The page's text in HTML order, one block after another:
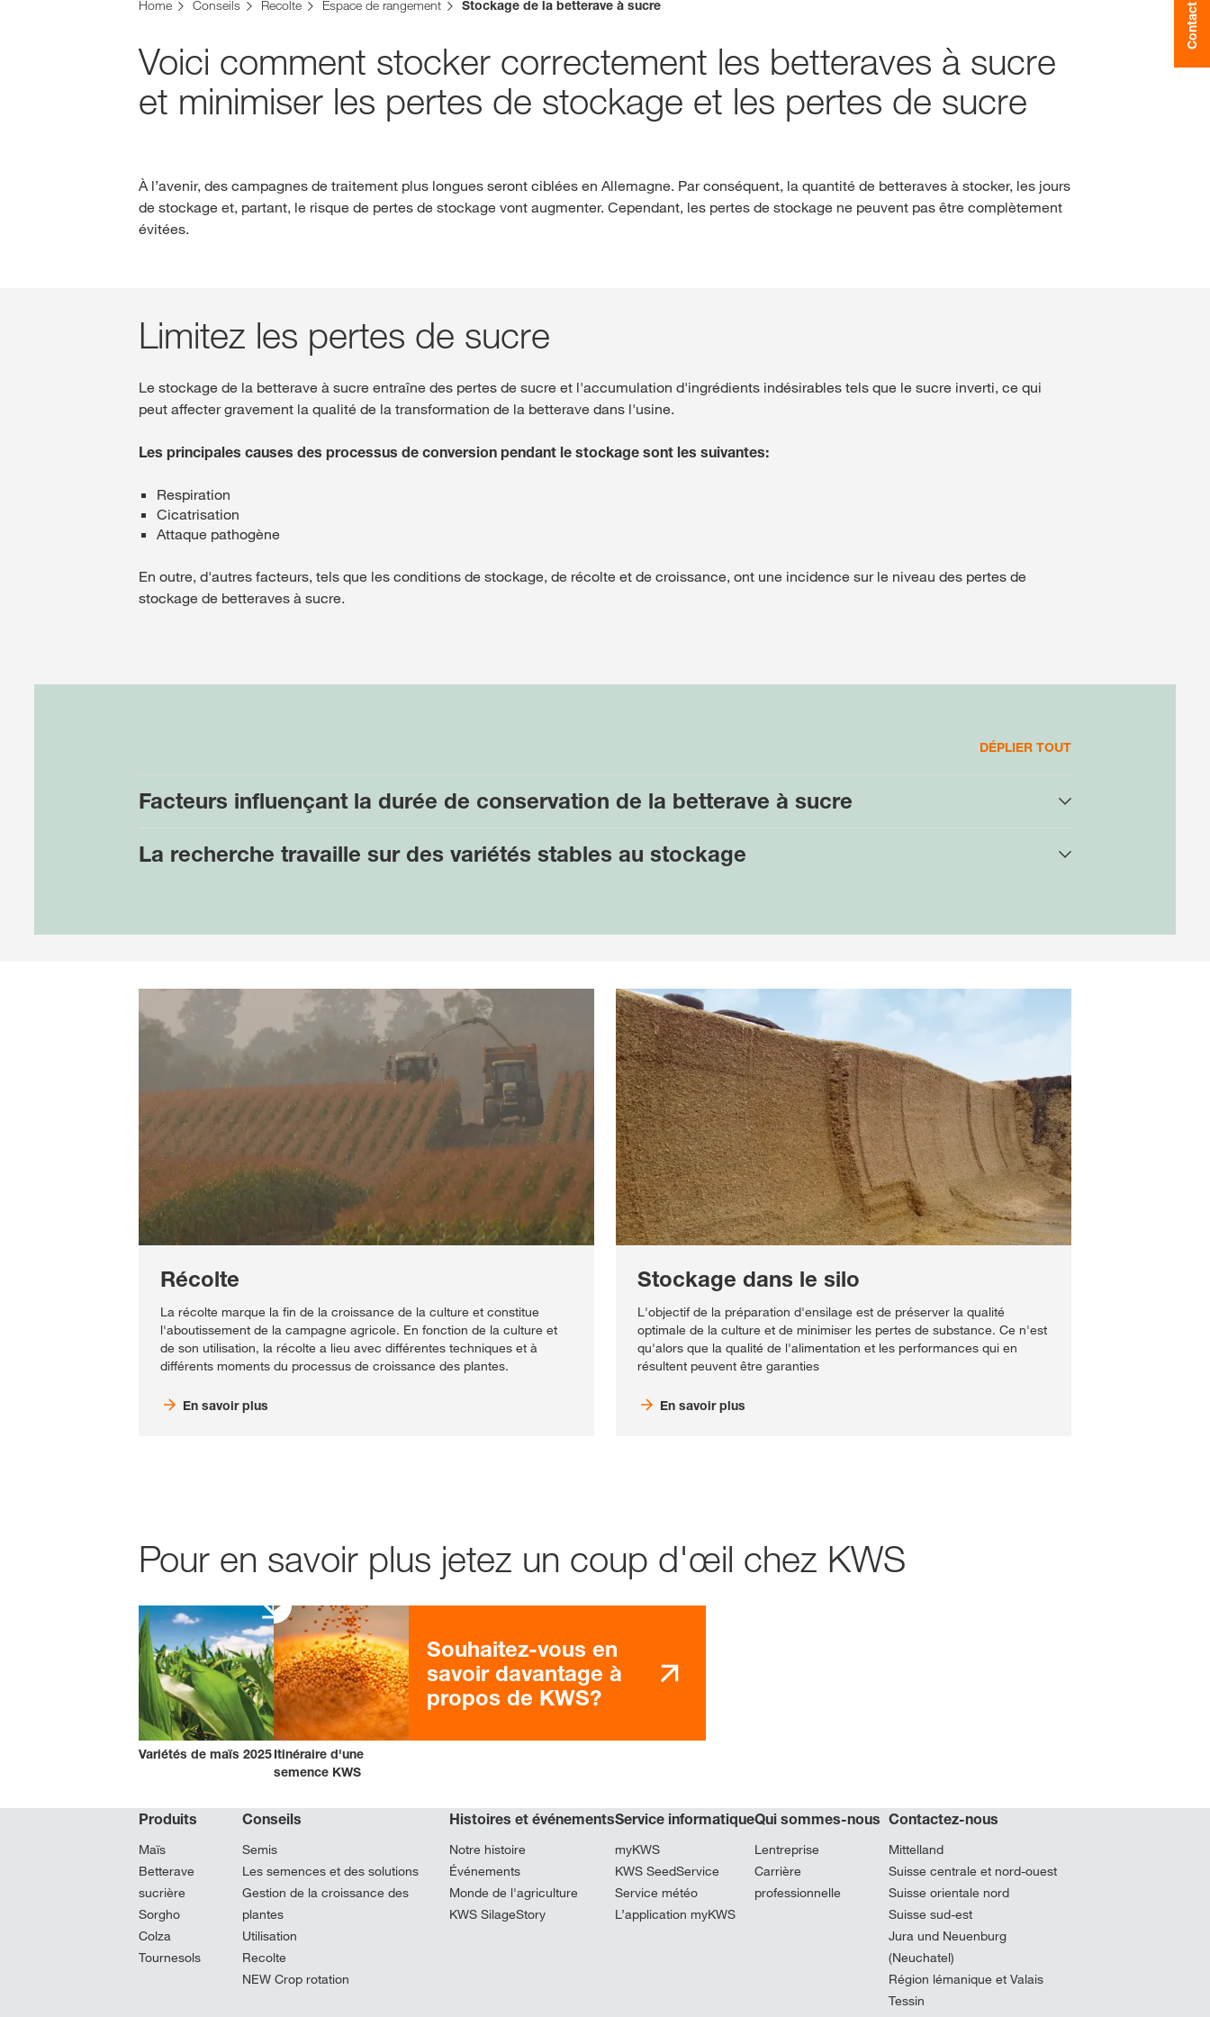
Jura und Neuenburg
Région lémanique et
Freiburg (Fribourg)
Vous vous trouvez sur le site de KWS pour la Suisse. Il existe une page alternative pour ce site dans votre pays :
CHANGER MAINTENANT NE PAS CHANGER CETTE FOIS NE PLUS DEMANDER
Home Conseils Recolte Espace de rangement Stockage de la betterave à sucre
Voici comment stocker correctement les betteraves à sucre
et minimiser les pertes de stockage et les pertes de sucre
À l’avenir, des campagnes de traitement plus longues seront ciblées en Allemagne. Par conséquent, la quantité de betteraves à stocker, les jours
de stockage et, partant, le risque de pertes de stockage vont augmenter. Cependant, les pertes de stockage ne peuvent pas être complètement
évitées.
Limitez les pertes de sucre
Le stockage de la betterave à sucre entraîne des pertes de sucre et l'accumulation d'ingrédients indésirables tels que le sucre inverti, ce qui
peut affecter gravement la qualité de la transformation de la betterave dans l'usine.
Les principales causes des processus de conversion pendant le stockage sont les suivantes:
Respiration
Cicatrisation
Attaque pathogène
En outre, d'autres facteurs, tels que les conditions de stockage, de récolte et de croissance, ont une incidence sur le niveau des pertes de
stockage de betteraves à sucre.
DÉPLIER TOUT
Facteurs influençant la durée de conservation de la betterave à sucre
La recherche travaille sur des variétés stables au stockage
Récolte
La récolte marque la fin de la croissance de la culture et constitue
l'aboutissement de la campagne agricole. En fonction de la culture et
de son utilisation, la récolte a lieu avec différentes techniques et à
différents moments du processus de croissance des plantes.
En savoir plus
Stockage dans le silo
L'objectif de la préparation d'ensilage est de préserver la qualité
optimale de la culture et de minimiser les pertes de substance. Ce n'est
qu'alors que la qualité de l'alimentation et les performances qui en
résultent peuvent être garanties
En savoir plus
Pour en savoir plus jetez un coup d'œil chez KWS
Variétés de maïs 2025Itinéraire d'une
semence KWS
Souhaitez-vous en
savoir davantage à
propos de KWS?
Produits
Maïs
Betterave
sucrière
Sorgho
Colza
Tournesols
Conseils
Semis
Les semences et des solutions
Gestion de la croissance des
plantes
Utilisation
Recolte
NEW Crop rotation
Histoires et événements
Notre histoire
Événements
Monde de l'agriculture
KWS SilageStory
Service informatique
myKWS
KWS SeedService
Service météo
L’application myKWS
Qui sommes-nous
Lentreprise
Carrière
professionnelle
Contactez-nous
Mittelland
Suisse centrale et nord-ouest
Suisse orientale nord
Suisse sud-est
Jura und Neuenburg
(Neuchatel)
Région lémanique et Valais
Tessin
Contact